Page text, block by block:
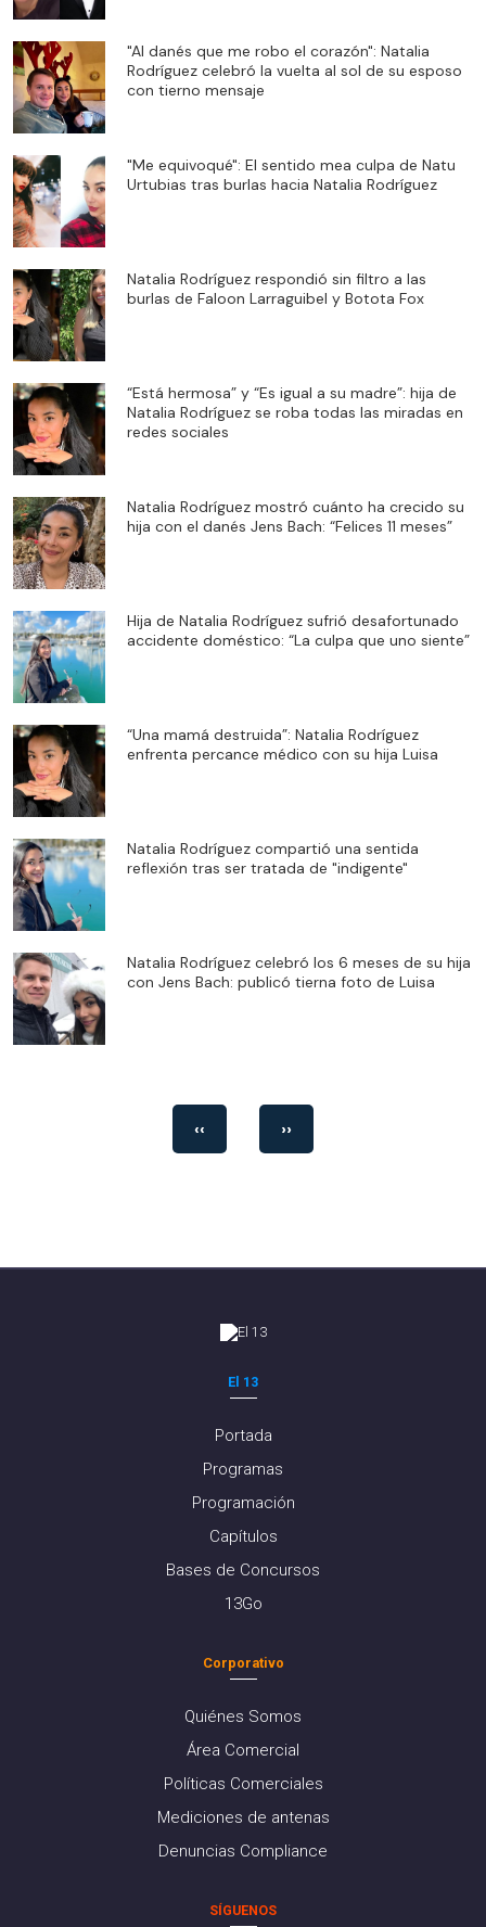
"Al danés que me robo el corazón": Natalia
Rodríguez celebró la vuelta al sol de su esposo
con tierno mensaje
"Me equivoqué": El sentido mea culpa de Natu
Urtubias tras burlas hacia Natalia Rodríguez
Natalia Rodríguez respondió sin filtro a las
burlas de Faloon Larraguibel y Botota Fox
“Está hermosa” y “Es igual a su madre”: hija de
Natalia Rodríguez se roba todas las miradas en
redes sociales
Natalia Rodríguez mostró cuánto ha crecido su
hija con el danés Jens Bach: “Felices 11 meses”
Hija de Natalia Rodríguez sufrió desafortunado
accidente doméstico: “La culpa que uno siente”
“Una mamá destruida”: Natalia Rodríguez
enfrenta percance médico con su hija Luisa
Natalia Rodríguez compartió una sentida
reflexión tras ser tratada de "indigente"
Natalia Rodríguez celebró los 6 meses de su hija
con Jens Bach: publicó tierna foto de Luisa
‹‹ ››
El 13
Portada
Programas
Programación
Capítulos
Bases de Concursos
13Go
Corporativo
Quiénes Somos
Área Comercial
Políticas Comerciales
Mediciones de antenas
Denuncias Compliance
SÍGUENOS